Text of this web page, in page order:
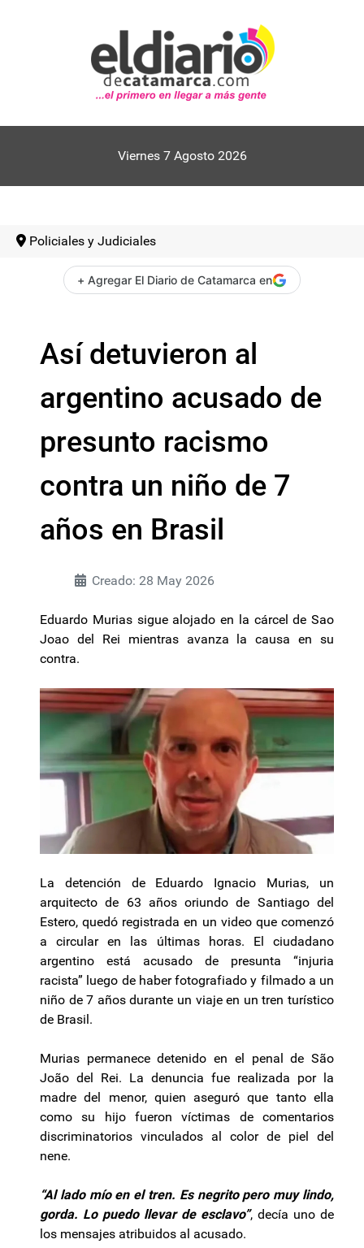
Viernes 7 Agosto 2026
Policiales y Judiciales
+ Agregar El Diario de Catamarca en
Así detuvieron al
argentino acusado de
presunto racismo
contra un niño de 7
años en Brasil
Creado: 28 May 2026
Eduardo Murias sigue alojado en la cárcel de Sao
Joao del Rei mientras avanza la causa en su
contra.
La detención de Eduardo Ignacio Murias, un
arquitecto de 63 años oriundo de Santiago del
Estero, quedó registrada en un video que comenzó
a circular en las últimas horas. El ciudadano
argentino está acusado de presunta “injuria
racista” luego de haber fotografiado y filmado a un
niño de 7 años durante un viaje en un tren turístico
de Brasil.
Murias permanece detenido en el penal de São
João del Rei. La denuncia fue realizada por la
madre del menor, quien aseguró que tanto ella
como su hijo fueron víctimas de comentarios
discriminatorios vinculados al color de piel del
nene.
“Al lado mío en el tren. Es negrito pero muy lindo,
gorda. Lo puedo llevar de esclavo”, decía uno de
los mensajes atribuidos al acusado.